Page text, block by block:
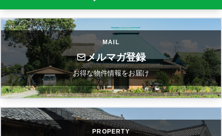
MAIL
メルマガ登録
お得な物件情報をお届け
PROPERTY